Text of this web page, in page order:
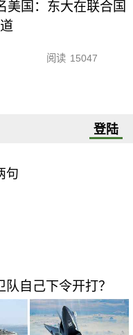
美国：东大在联合国
阅读 15047
登陆
句
自己下令开打？